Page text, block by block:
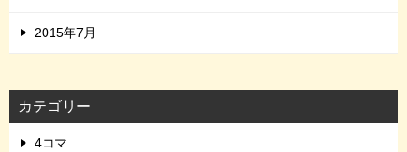
2015年7月
カテゴリー
4コマ